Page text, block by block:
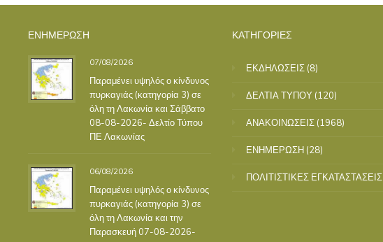
ΕΝΗΜΕΡΩΣΗ
07/08/2026
Παραμένει υψηλός ο κίνδυνος
πυρκαγιάς (κατηγορία 3) σε
όλη τη Λακωνία και Σάββατο
08-08-2026- Δελτίο Τύπου
ΠΕ Λακωνίας
06/08/2026
Παραμένει υψηλός ο κίνδυνος
πυρκαγιάς (κατηγορία 3) σε
όλη τη Λακωνία και την
Παρασκευή 07-08-2026-
ΚΑΤΗΓΟΡΙΕΣ
ΕΚΔΗΛΩΣΕΙΣ (8)
ΔΕΛΤΙΑ ΤΥΠΟΥ (120)
ΑΝΑΚΟΙΝΩΣΕΙΣ (1968)
ΕΝΗΜΕΡΩΣΗ (28)
ΠΟΛΙΤΙΣΤΙΚΕΣ ΕΓΚΑΤΑΣΤΑΣΕΙΣ